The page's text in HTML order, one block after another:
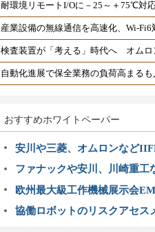
耐環境リモートI/Oに－25～＋75℃対
産業設備の無線通信を高速化、Wi-
検査装置が「考える」時代へ オムロ
自動化進展で保全業務の負荷高まる
おすすめホワイトペーパー
安川や三菱、オムロンなど
ファナックや安川、川崎重工
欧州最大級工作機械展示会
協働ロボットのリスクアセス